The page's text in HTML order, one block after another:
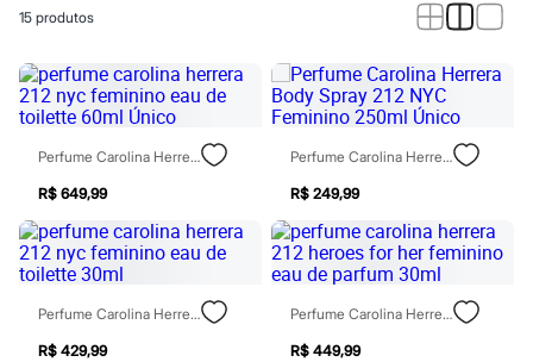
Casacos e Jaquetas
Macacões
Saias
Shorts e Bermudas
Vestidos
Acessórios
Bonés e Chapéus
Bijoux
Cintos
Óculos
Relógios
Calçados
Botas
Chinelos
15 produtos
Perfume Carolina Herrera 212 Nyc Feminino Eau De Toilette 60ml Único
R$ 649,99
Perfume Carolina Herrera Body Spray 212 NYC Feminino 250ml Único
R$ 249,99
Perfume Carolina Herrera 212 Nyc Feminino Eau De Toilette 30ml
R$ 429,99
Perfume Carolina Herrera 212 Heroes For Her Feminino Eau De Parfum 30ml
R$ 449,99